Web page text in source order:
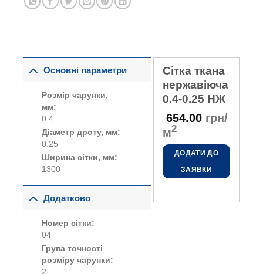
Сітка ткана
нержавіюча
0.4-0.25 НЖ
654.00грн/
м2
ДОДАТИ ДО
ЗАЯВКИ
Основні параметри
Розмір чарунки,
мм:
0.4
Діаметр дроту, мм:
0.25
Ширина сітки, мм:
1300
Додатково
Номер сітки:
04
Група точності
розміру чарунки:
2